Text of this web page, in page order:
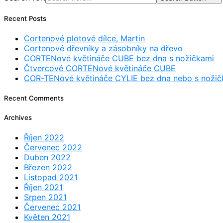
Recent Posts
Cortenové plotové dílce, Martin
Cortenové dřevníky a zásobníky na dřevo
CORTENové květináče CUBE bez dna s nožičkami
Čtvercové CORTENové květináče CUBE
COR-TENové květináče CYLIE bez dna nebo s
Recent Comments
Archives
Říjen 2022
Červenec 2022
Duben 2022
Březen 2022
Listopad 2021
Říjen 2021
Srpen 2021
Červenec 2021
Květen 2021